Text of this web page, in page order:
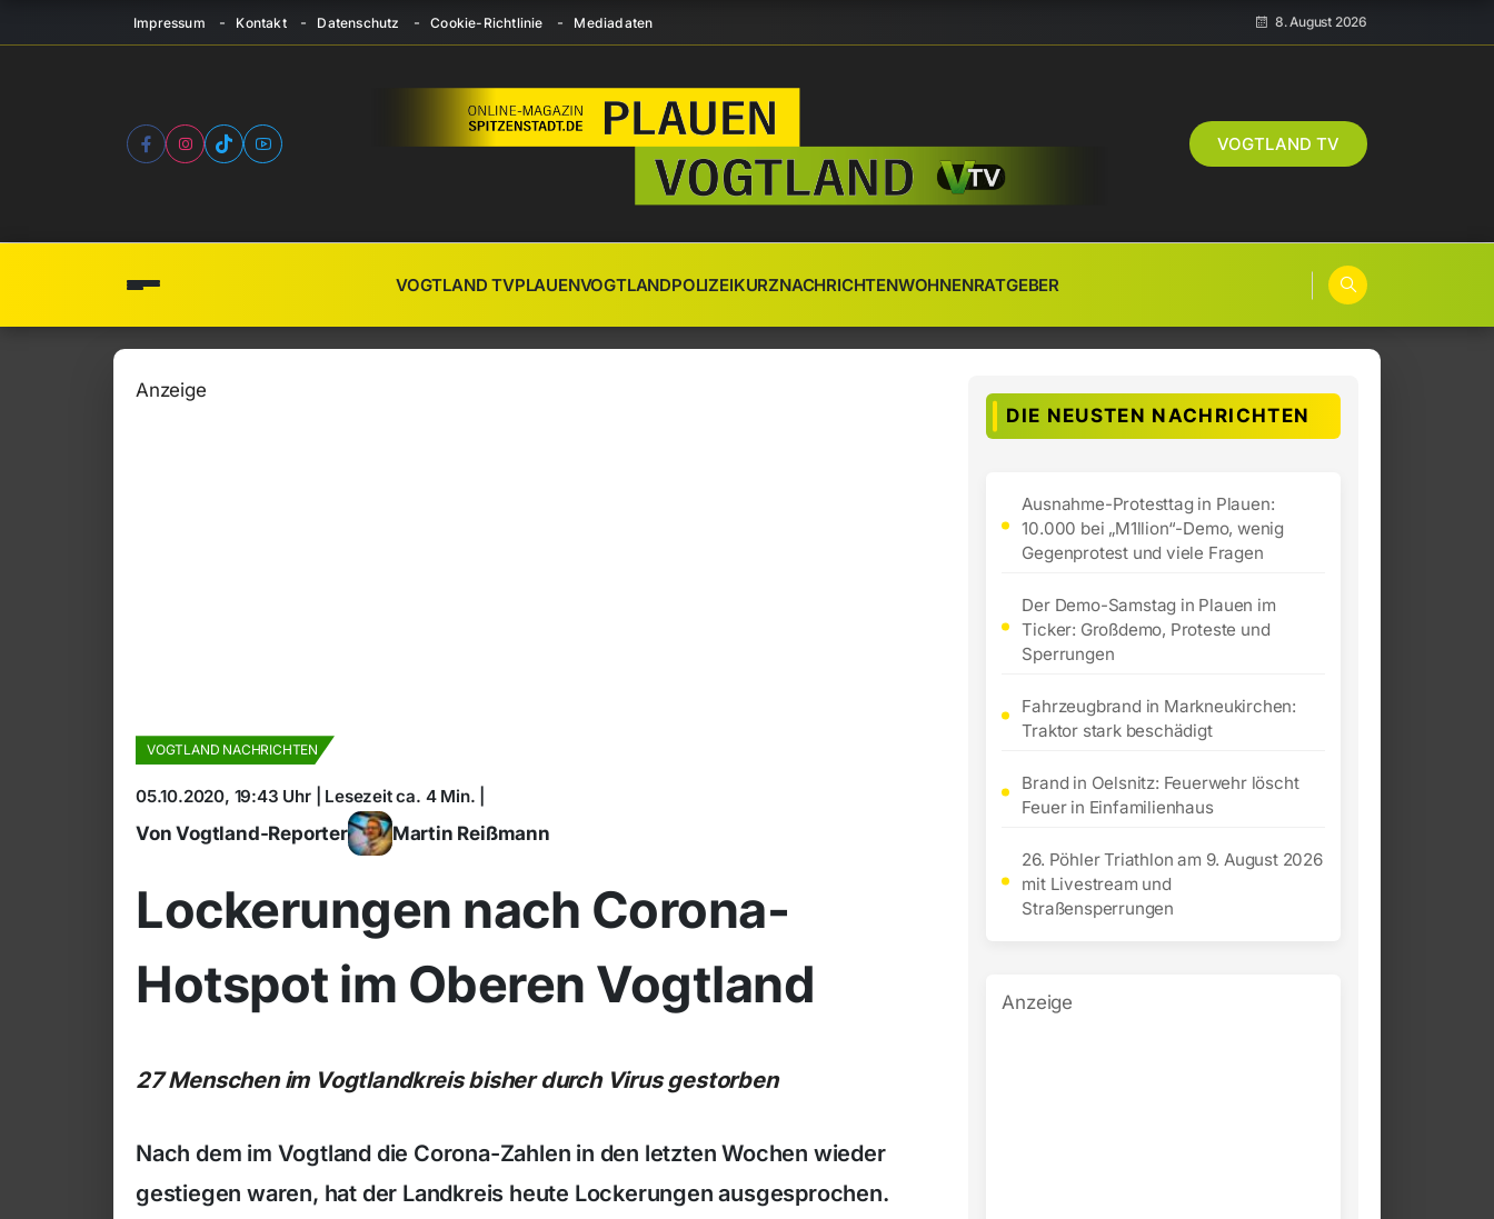
Impressum Kontakt Datenschutz Cookie-Richtlinie Mediadaten 8. August 2026
VOGTLAND TV
VOGTLAND TVPLAUENVOGTLANDPOLIZEIKURZNACHRICHTENWOHNENRATGEBER
Anzeige
VOGTLAND NACHRICHTEN
05.10.2020, 19:43 Uhr | Lesezeit ca. 4 Min. |
Von Vogtland-Reporter Martin Reißmann
Lockerungen nach Corona-
Hotspot im Oberen Vogtland
27 Menschen im Vogtlandkreis bisher durch Virus gestorben
Nach dem im Vogtland die Corona-Zahlen in den letzten Wochen wieder
gestiegen waren, hat der Landkreis heute Lockerungen ausgesprochen.
DIE NEUSTEN NACHRICHTEN
Ausnahme-Protesttag in Plauen:
10.000 bei „M1llion“-Demo, wenig
Gegenprotest und viele Fragen
Der Demo-Samstag in Plauen im
Ticker: Großdemo, Proteste und
Sperrungen
Fahrzeugbrand in Markneukirchen:
Traktor stark beschädigt
Brand in Oelsnitz: Feuerwehr löscht
Feuer in Einfamilienhaus
26. Pöhler Triathlon am 9. August 2026
mit Livestream und
Straßensperrungen
Anzeige